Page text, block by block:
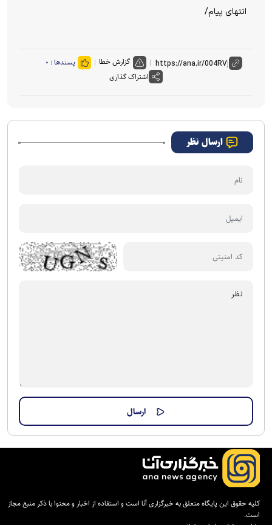
انتهای پیام/
گزارش خطا پسندها : ۰
اشتراک گذاری
ارسال نظر
کلیه حقوق این پایگاه متعلق به خبرگزاری آنا است و استفاده از اخبار و محتوا با ذکر منبع مجاز
است.